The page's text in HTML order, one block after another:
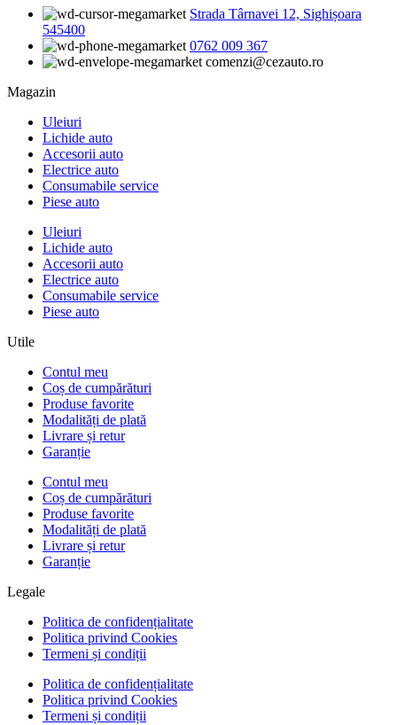
Strada Târnavei 12, Sighișoara
545400
0762 009 367
comenzi@cezauto.ro
Magazin
Uleiuri
Lichide auto
Accesorii auto
Electrice auto
Consumabile service
Piese auto
Uleiuri
Lichide auto
Accesorii auto
Electrice auto
Consumabile service
Piese auto
Utile
Contul meu
Coș de cumpărături
Produse favorite
Modalități de plată
Livrare și retur
Garanție
Contul meu
Coș de cumpărături
Produse favorite
Modalități de plată
Livrare și retur
Garanție
Legale
Politica de confidențialitate
Politica privind Cookies
Termeni și condiții
Politica de confidențialitate
Politica privind Cookies
Termeni și condiții